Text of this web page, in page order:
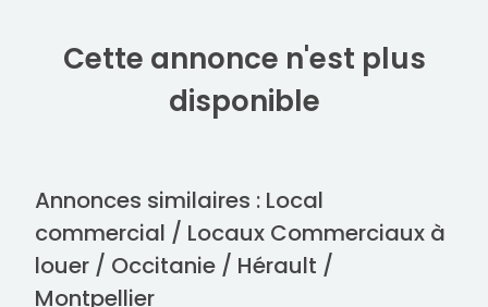
Cette annonce n'est plus
disponible
Annonces similaires : Local
commercial / Locaux Commerciaux à
louer / Occitanie / Hérault /
Montpellier